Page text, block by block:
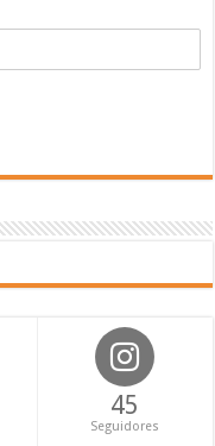
45
Seguidores